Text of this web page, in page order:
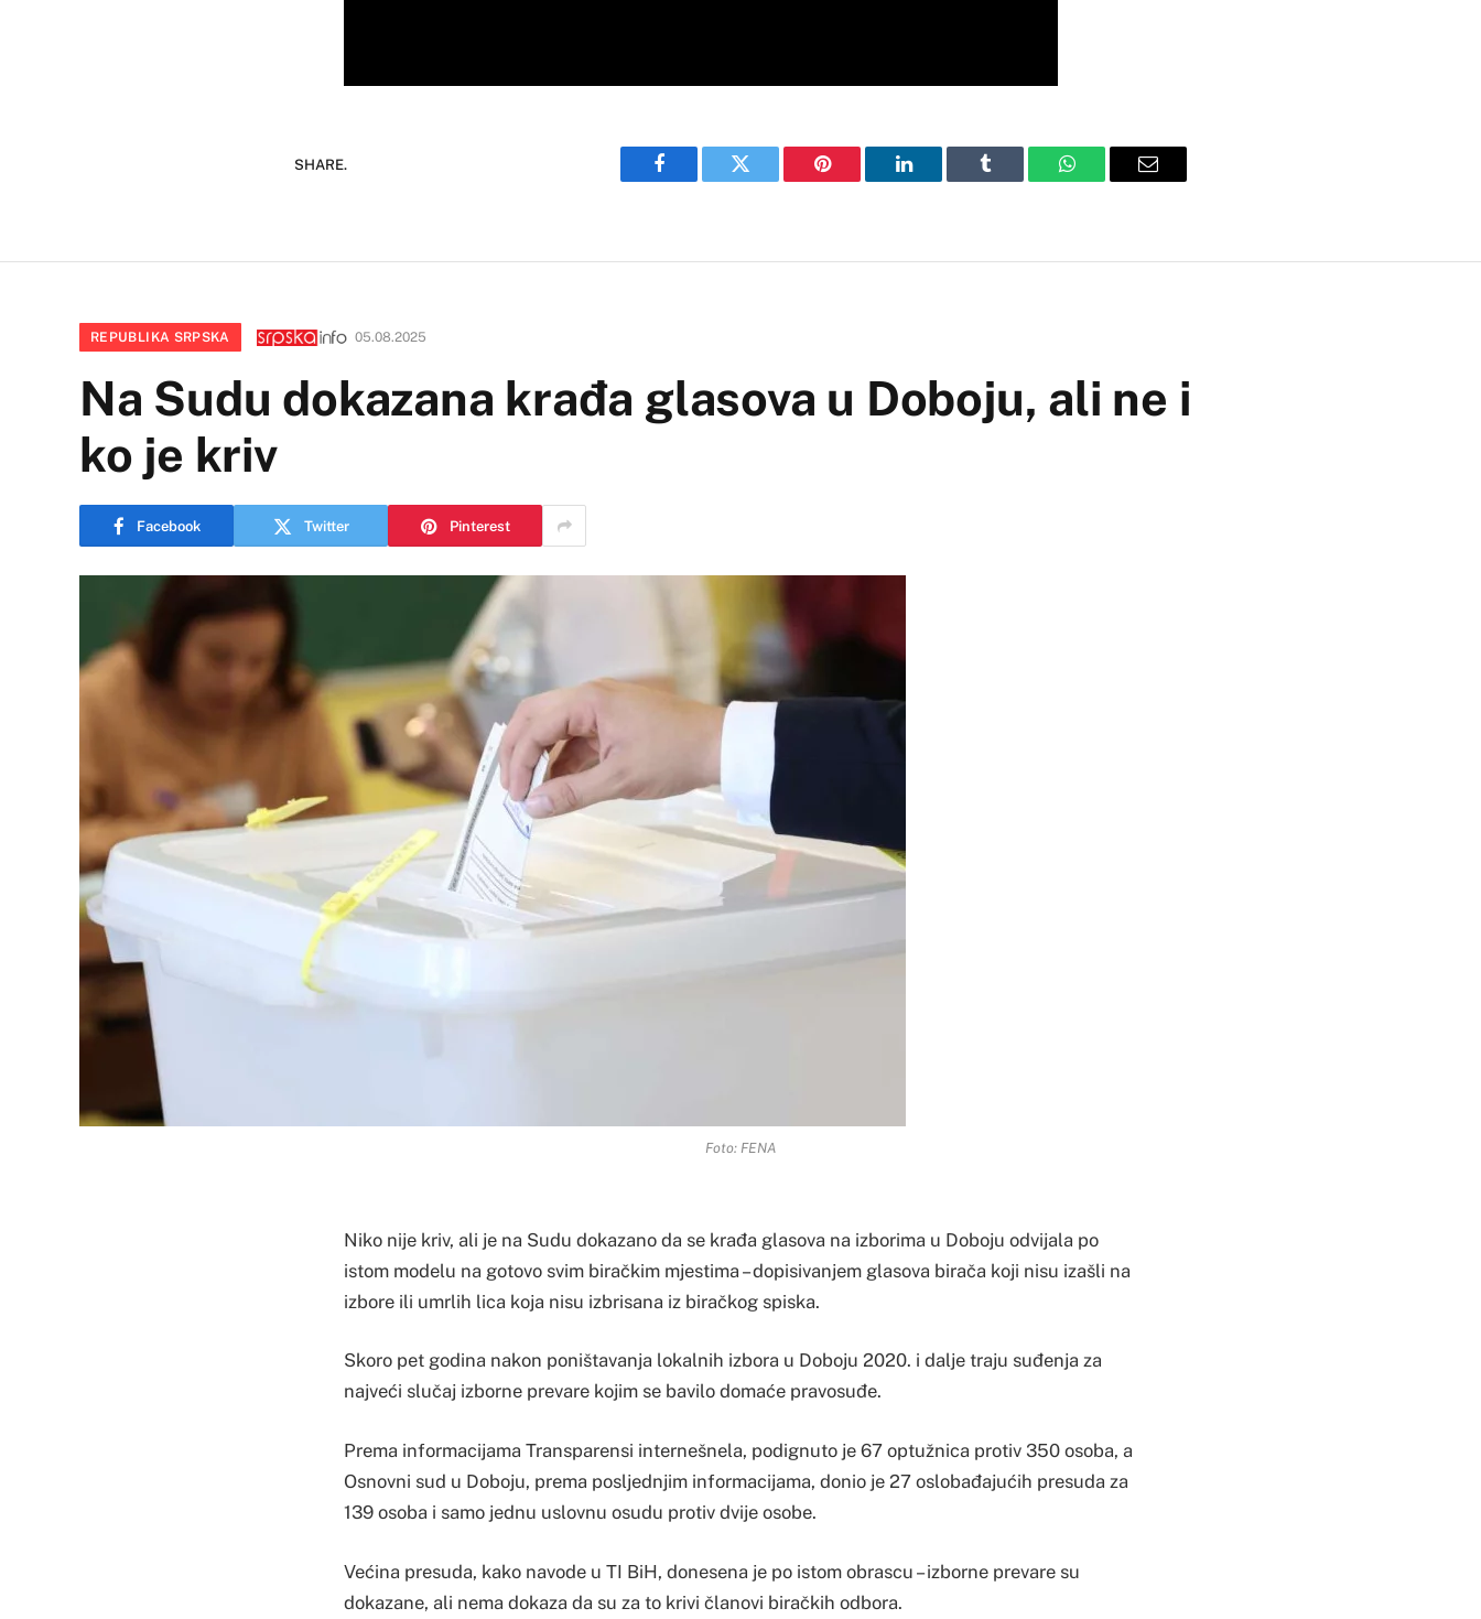
SHARE.
Facebook Twitter Pinterest LinkedIn Tumblr WhatsAppEmail
REPUBLIKA SRPSKA 05.08.2025
Na Sudu dokazana krađa glasova u Doboju, ali ne i
ko je kriv
Facebook Twitter Pinterest
Foto: FENA
Niko nije kriv, ali je na Sudu dokazano da se krađa glasova na izborima u Doboju odvijala po
istom modelu na gotovo svim biračkim mjestima – dopisivanjem glasova birača koji nisu izašli na
izbore ili umrlih lica koja nisu izbrisana iz biračkog spiska.
Skoro pet godina nakon poništavanja lokalnih izbora u Doboju 2020. i dalje traju suđenja za
najveći slučaj izborne prevare kojim se bavilo domaće pravosuđe.
Prema informacijama Transparensi internešnela, podignuto je 67 optužnica protiv 350 osoba, a
Osnovni sud u Doboju, prema posljednjim informacijama, donio je 27 oslobađajućih presuda za
139 osoba i samo jednu uslovnu osudu protiv dvije osobe.
Većina presuda, kako navode u TI BiH, donesena je po istom obrascu – izborne prevare su
dokazane, ali nema dokaza da su za to krivi članovi biračkih odbora.